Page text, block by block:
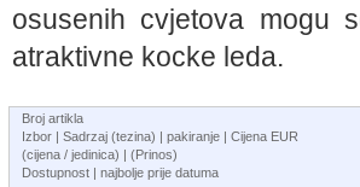
osusenih cvjetova mogu
atraktivne kocke leda.
Broj artikla
Izbor | Sadrzaj (tezina) | pakiranje | Cijena EUR
(cijena / jedinica) | (Prinos)
Dostupnost | najbolje prije datuma